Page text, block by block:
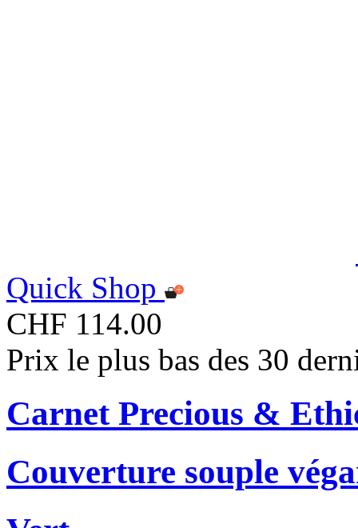
Quick Shop
CHF 114.00
Prix le plus bas des 30
Carnet Precious &
Couverture souple